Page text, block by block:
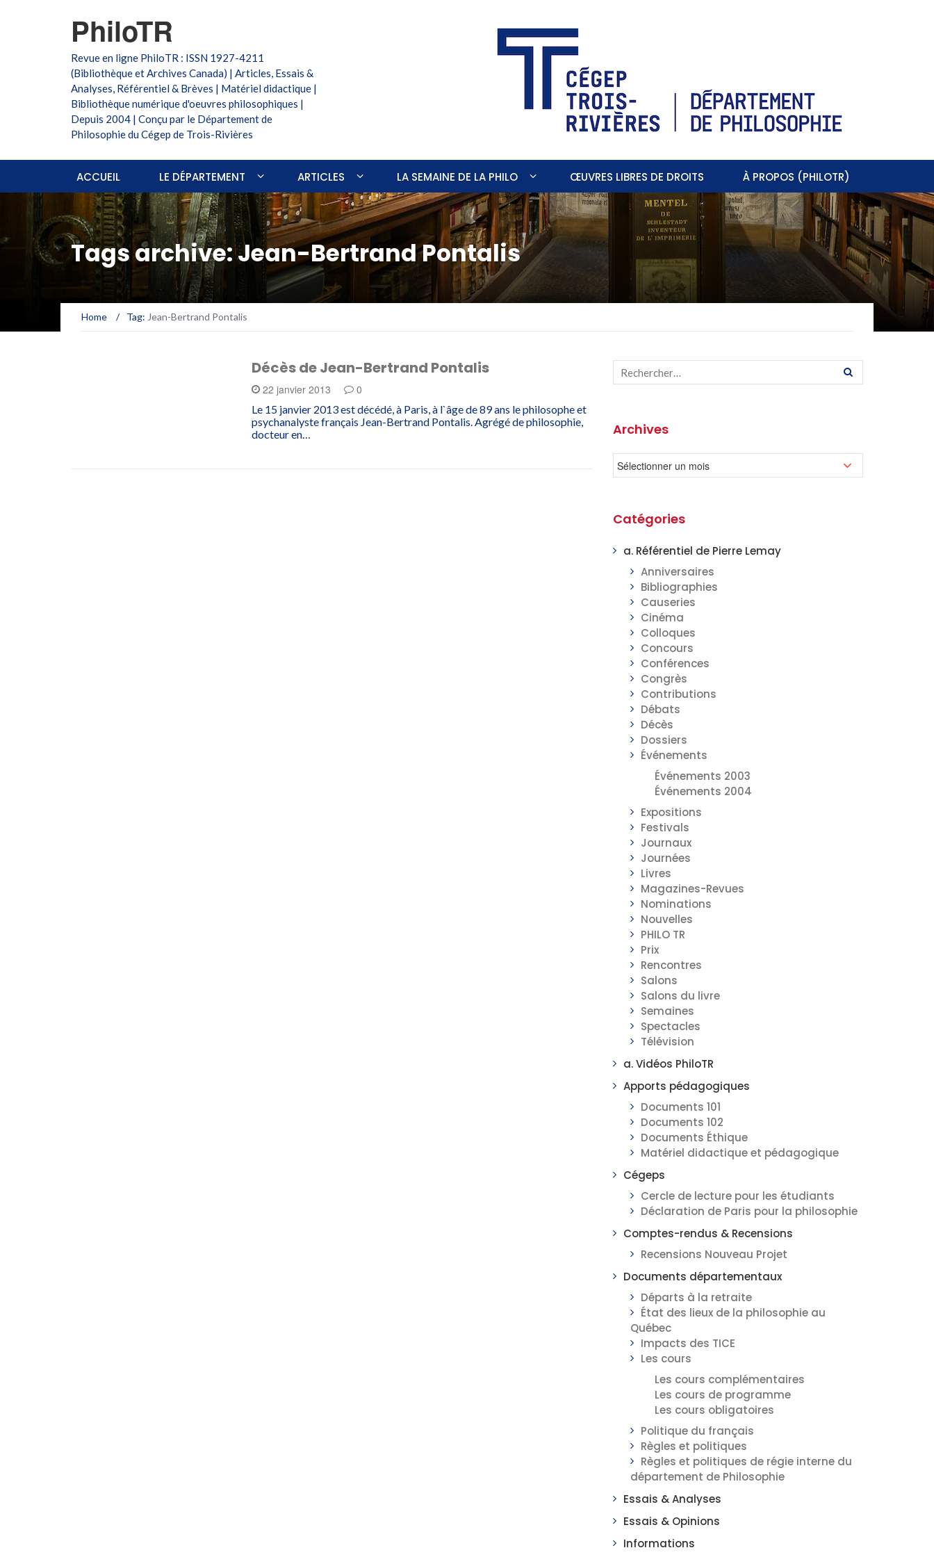
PhiloTR
Revue en ligne PhiloTR : ISSN 1927-4211
(Bibliothèque et Archives Canada) | Articles, Essais &
Analyses, Référentiel & Brèves | Matériel didactique |
Bibliothèque numérique d'oeuvres philosophiques |
Depuis 2004 | Conçu par le Département de
Philosophie du Cégep de Trois-Rivières
ACCUEIL LE DÉPARTEMENT ARTICLES LA SEMAINE DE LA PHILO ŒUVRES LIBRES DE DROITS À PROPOS (PHILOTR)
Tags archive: Jean-Bertrand Pontalis
Home / Tag: Jean-Bertrand Pontalis
Décès de Jean-Bertrand Pontalis
22 janvier 2013 0
Le 15 janvier 2013 est décédé, à Paris, à l`âge de 89 ans le philosophe et
psychanalyste français Jean-Bertrand Pontalis. Agrégé de philosophie,
docteur en…
Archives
Catégories
a. Référentiel de Pierre Lemay
Anniversaires
Bibliographies
Causeries
Cinéma
Colloques
Concours
Conférences
Congrès
Contributions
Débats
Décès
Dossiers
Événements
Événements 2003
Événements 2004
Expositions
Festivals
Journaux
Journées
Livres
Magazines-Revues
Nominations
Nouvelles
PHILO TR
Prix
Rencontres
Salons
Salons du livre
Semaines
Spectacles
Télévision
a. Vidéos PhiloTR
Apports pédagogiques
Documents 101
Documents 102
Documents Éthique
Matériel didactique et pédagogique
Cégeps
Cercle de lecture pour les étudiants
Déclaration de Paris pour la philosophie
Comptes-rendus & Recensions
Recensions Nouveau Projet
Documents départementaux
Départs à la retraite
État des lieux de la philosophie au
Québec
Impacts des TICE
Les cours
Les cours complémentaires
Les cours de programme
Les cours obligatoires
Politique du français
Règles et politiques
Règles et politiques de régie interne du
département de Philosophie
Essais & Analyses
Essais & Opinions
Informations